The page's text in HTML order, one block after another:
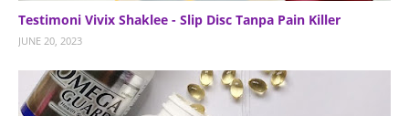
Testimoni Vivix Shaklee - Slip Disc Tanpa Pain Killer
JUNE 20, 2023